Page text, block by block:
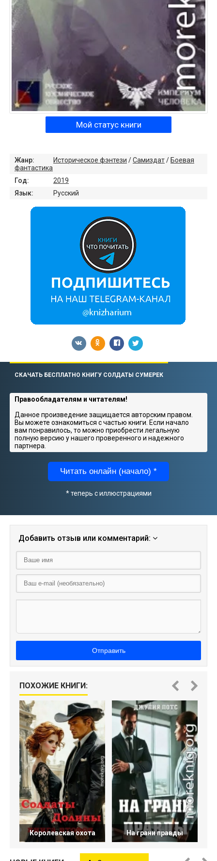
Мой статус книги
Жанр: Историческое фэнтези /Самиздат/ Боевая
фантастика
Год:
2019
Язык:
Русский
СКАЧАТЬ БЕСПЛАТНО КНИГУ СОЛДАТЫ СУМЕРЕК
Правообладателям и читателям!
Данное произведение защищается авторским правом.
Вы можете ознакомиться с частью книги. Если начало
вам понравилось, то можно приобрести легальную
полную версию у нашего проверенного и надежного
партнера.
Читать онлайн (начало) *
* теперь с иллюстрациями
Добавить отзыв или комментарий:
Отправить
ПОХОЖИЕ КНИГИ:
Королевская охота На грани правды